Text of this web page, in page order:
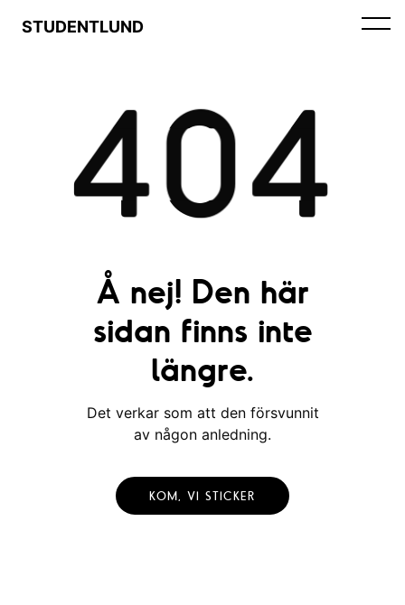
STUDENTLUND
404
Å nej! Den här
sidan finns inte
längre.
Det verkar som att den försvunnit
av någon anledning.
KOM, VI STICKER